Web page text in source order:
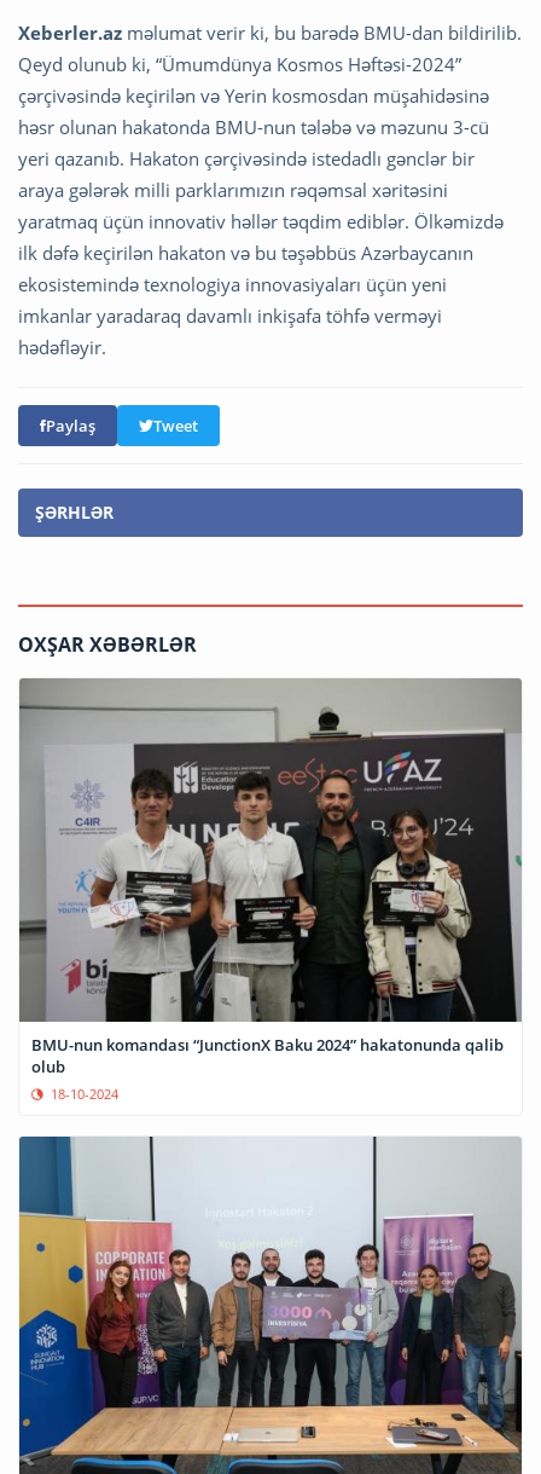
Xeberler.az məlumat verir ki, bu barədə BMU-dan bildirilib.
Qeyd olunub ki, “Ümumdünya Kosmos Həftəsi-2024”
çərçivəsində keçirilən və Yerin kosmosdan müşahidəsinə
həsr olunan hakatonda BMU-nun tələbə və məzunu 3-cü
yeri qazanıb. Hakaton çərçivəsində istedadlı gənclər bir
araya gələrək milli parklarımızın rəqəmsal xəritəsini
yaratmaq üçün innovativ həllər təqdim ediblər. Ölkəmizdə
ilk dəfə keçirilən hakaton və bu təşəbbüs Azərbaycanın
ekosistemində texnologiya innovasiyaları üçün yeni
imkanlar yaradaraq davamlı inkişafa töhfə verməyi
hədəfləyir.
Paylaş Tweet
ŞƏRHLƏR
OXŞAR XƏBƏRLƏR
BMU-nun komandası “JunctionX Baku 2024” hakatonunda qalib
olub
18-10-2024